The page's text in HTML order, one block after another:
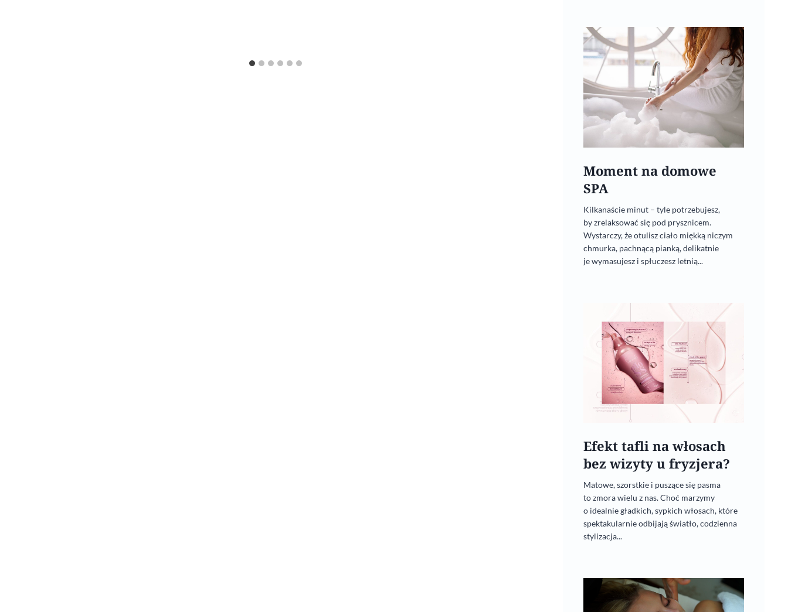
Moment na domowe
SPA
Kilkanaście minut – tyle potrzebujesz,
by zrelaksować się pod prysznicem.
Wystarczy, że otulisz ciało miękką niczym
chmurka, pachnącą pianką, delikatnie
je wymasujesz i spłuczesz letnią...
Efekt tafli na włosach
bez wizyty u fryzjera?
Matowe, szorstkie i puszące się pasma
to zmora wielu z nas. Choć marzymy
o idealnie gładkich, sypkich włosach, które
spektakularnie odbijają światło, codzienna
stylizacja...